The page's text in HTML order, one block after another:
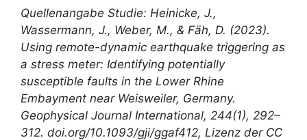
Quellenangabe Studie: Heinicke, J.,
Wassermann, J., Weber, M., & Fäh, D. (2023).
Using remote-dynamic earthquake triggering as
a stress meter: Identifying potentially
susceptible faults in the Lower Rhine
Embayment near Weisweiler, Germany.
Geophysical Journal International, 244(1), 292–
312. doi.org/10.1093/gji/ggaf412, Lizenz der CC